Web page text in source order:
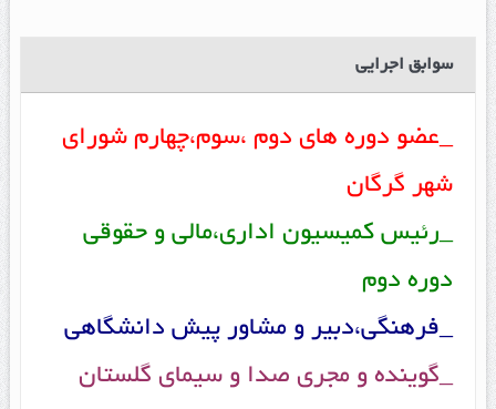
سوابق اجرایی
_عضو دوره های دوم ،سوم،چهارم شورای
شهر گرگان
_رئیس کمیسیون اداری،مالی و حقوقی
دوره دوم
_فرهنگی،دبیر و مشاور پیش دانشگاهی
_گوینده و مجری صدا و سیمای گلستان